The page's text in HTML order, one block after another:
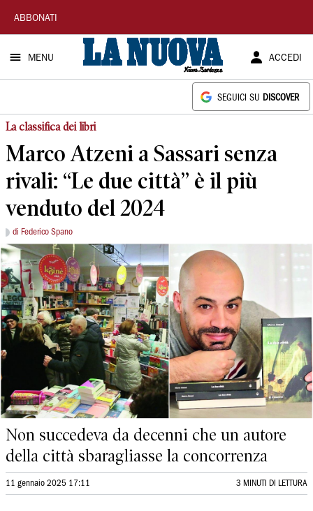
La
Nuova
Sardegna
ABBONATI
MENU ACCEDI
SEGUICI SU DISCOVER
La classifica dei libri
Marco Atzeni a Sassari senza
rivali: “Le due città” è il più
venduto del 2024
di Federico Spano
Non succedeva da decenni che un autore
della città sbaragliasse la concorrenza
11 gennaio 2025 17:11 3 MINUTI DI LETTURA